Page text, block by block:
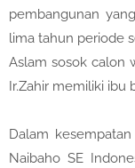
pembangunan
lima tahun periode
Aslam sosok calon
Ir.Zahir memiliki ibu
Dalam
Naibaho SE